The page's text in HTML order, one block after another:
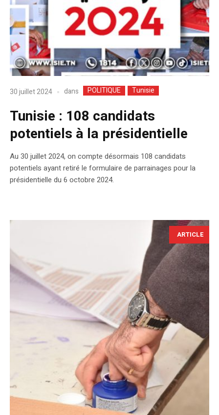
30 juillet 2024 dans POLITIQUE Tunisie
Tunisie : 108 candidats
potentiels à la présidentielle
Au 30 juillet 2024, on compte désormais 108 candidats
potentiels ayant retiré le formulaire de parrainages pour la
présidentielle du 6 octobre 2024.
ARTICLE